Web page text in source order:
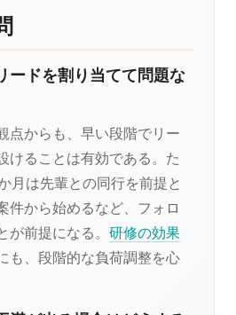
ードを割り当てて問題な
点からも、早い段階でリー
けることは有効である。た
月は先輩との同行を前提と
件から始めるなど、フォロ
が前提になる。 研修の効果
も、段階的な負荷調整を心